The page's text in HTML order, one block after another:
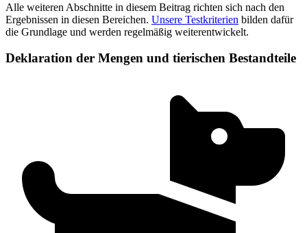
Alle weiteren Abschnitte in diesem Beitrag richten sich nach den
Ergebnissen in diesen Bereichen. Unsere Testkriterien bilden dafür
die Grundlage und werden regelmäßig weiterentwickelt.
Deklaration der Mengen und tierischen Bestandteile